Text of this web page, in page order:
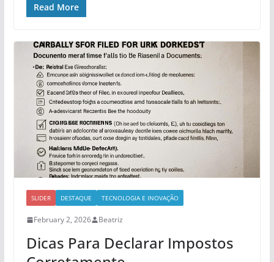
Read More
SLIDER DESTAQUE TECNOLOGIA E INOVAÇÃO
February 2, 2026 Beatriz
Dicas Para Declarar Impostos